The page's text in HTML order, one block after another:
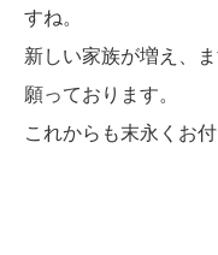
すね。
新しい家族が増え、
願っております。
これからも末永くお